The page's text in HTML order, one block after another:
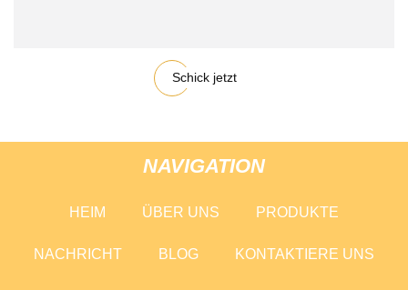
Schick jetzt
NAVIGATION
HEIM ÜBER UNS PRODUKTE
NACHRICHT BLOG KONTAKTIERE UNS